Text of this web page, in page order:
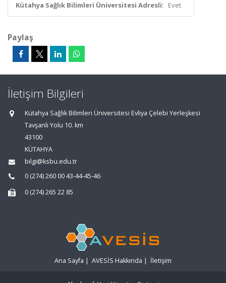
Kütahya Sağlık Bilimleri Üniversitesi Adresli: Evet
Paylaş
İletişim Bilgileri
Kütahya Sağlık Bilimleri Üniversitesi Evliya Çelebi Yerleşkesi
Tavşanlı Yolu 10. km
43100
KÜTAHYA
bilgi@ksbu.edu.tr
0 (274) 260 00 43-44-45-46
0 (274) 265 22 85
Ana Sayfa | AVESİS Hakkında | İletişim